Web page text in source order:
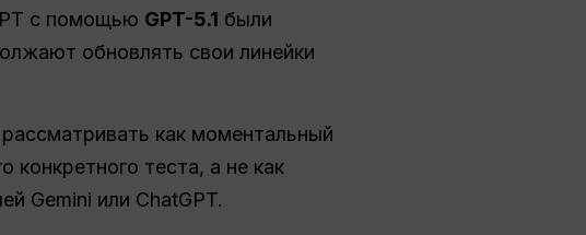
с помощью GPT-5.1 были
обновлять свои линейки
как моментальный
конкретного теста, а не как
Gemini или ChatGPT.